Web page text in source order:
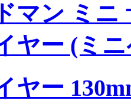
マン ミニ
ヤー (ミ
ヤー